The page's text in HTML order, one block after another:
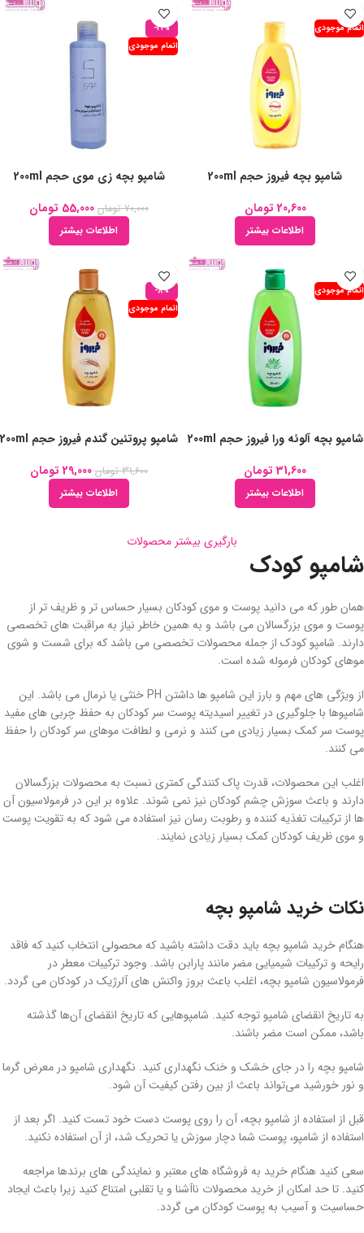
اتمام موجودی
شامپو بچه فیروز حجم 200ml
20,600 تومان
اطلاعات بیشتر
-21%
اتمام موجودی
شامپو بچه زی موی حجم 200ml
70,000 تومان 55,000 تومان
اطلاعات بیشتر
اتمام موجودی
شامپو بچه آلوئه ورا فیروز حجم 200ml
31,600 تومان
اطلاعات بیشتر
-8%
اتمام موجودی
شامپو پروتئین گندم فیروز حجم 200ml
31,600 تومان 29,000 تومان
اطلاعات بیشتر
بارگیری بیشتر محصولات
شامپو کودک
همان طور که می دانید پوست و موی کودکان بسیار حساس تر و ظریف تر از
پوست و موی بزرگسالان می باشد و به همین خاطر نیاز به مراقبت های تخصصی
دارند. شامپو کودک از جمله محصولات تخصصی می باشد که برای شست و شوی
موهای کودکان فرموله شده است.
از ویژگی های مهم و بارز این شامپو ها داشتن PH خنثی یا نرمال می باشد. این
شامپوها با جلوگیری در تغییر اسیدیته پوست سر کودکان به حفظ چربی های مفید
پوست سر کمک بسیار زیادی می کنند و نرمی و لطافت موهای سر کودکان را حفظ
می کنند.
اغلب این محصولات، قدرت پاک کنندگی کمتری نسبت به محصولات بزرگسالان
دارند و باعث سوزش چشم کودکان نیز نمی شوند. علاوه بر این در فرمولاسیون آن
ها از ترکیبات تغذیه کننده و رطوبت رسان نیز استفاده می شود که به تقویت پوست
و موی ظریف کودکان کمک بسیار زیادی نمایند.
نکات خرید شامپو بچه
هنگام خرید شامپو بچه باید دقت داشته باشید که محصولی انتخاب کنید که فاقد
رایحه و ترکیبات شیمیایی مضر مانند پارابن باشد. وجود ترکیبات معطر در
فرمولاسیون شامپو بچه، اغلب باعث بروز واکنش های آلرژیک در کودکان می گردد.
به تاریخ انقضای شامپو توجه کنید. شامپوهایی که تاریخ انقضای آن‌ها گذشته
باشد، ممکن است مضر باشند.
شامپو بچه را در جای خشک و خنک نگهداری کنید. نگهداری شامپو در معرض گرما
و نور خورشید می‌تواند باعث از بین رفتن کیفیت آن شود.
قبل از استفاده از شامپو بچه، آن را روی پوست دست خود تست کنید. اگر بعد از
استفاده از شامپو، پوست شما دچار سوزش یا تحریک شد، از آن استفاده نکنید.
سعی کنید هنگام خرید به فروشگاه های معتبر و نمایندگی های برندها مراجعه
کنید. تا حد امکان از خرید محصولات ناآشنا و یا تقلبی امتناع کنید زیرا باعث ایجاد
حساسیت و آسیب به پوست کودکان می گردد.